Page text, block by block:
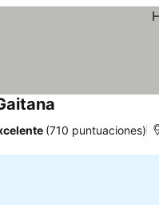
(710 puntuaciones)